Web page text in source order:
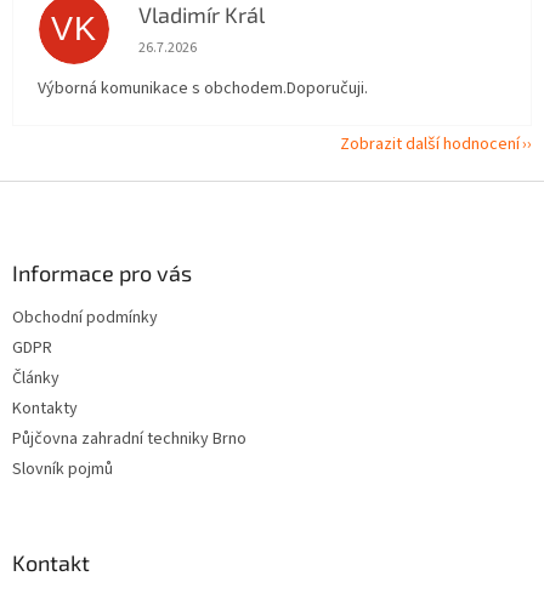
VK Vladimír Král
Hodnocení obchodu je 5 z 5 hvězdiček.
26.7.2026
Výborná komunikace s obchodem.Doporučuji.
Zobrazit další hodnocení
Informace pro vás
Obchodní podmínky
GDPR
Články
Kontakty
Půjčovna zahradní techniky Brno
Slovník pojmů
Kontakt